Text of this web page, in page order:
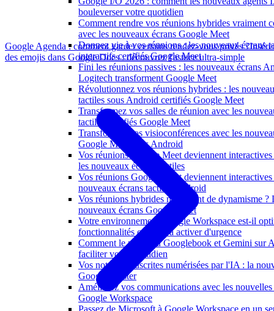
bouleverser votre quotidien
Comment rendre vos réunions hybrides vraiment
avec les nouveaux écrans Google Meet
Donnez vie à vos réunions : les nouveaux écrans
interactifs certifiés Google Meet
Fini les réunions passives : les nouveaux écrans
Logitech transforment Google Meet
Révolutionnez vos réunions hybrides : les
tactiles sous Android certifiés Google Meet
Transformez vos salles de réunion avec les
tactiles certifiés Google Meet
Transformez vos visioconférences avec les
Google Meet sous Android
Vos réunions Google Meet deviennent
les nouveaux écrans tactiles
Vos réunions Google Meet deviennent
nouveaux écrans tactiles Android
Vos réunions hybrides manquent de dynamisme ?
nouveaux écrans Google Meet
Votre environnement Google Workspace est-il
fonctionnalités cachées à activer d'urgence
Comment le nouveau Googlebook et Gemini sur
faciliter votre quotidien
Vos notes manuscrites numérisées par l'IA : la
Google à tester
Améliorez vos communications avec les nouvelles
Google Workspace
Passez de Microsoft à Google Workspace en un
Google Agenda : comment garder certains rendez-vous privés ?
des emojis dans Google Docs : découvrez l'astuce ultra-simple